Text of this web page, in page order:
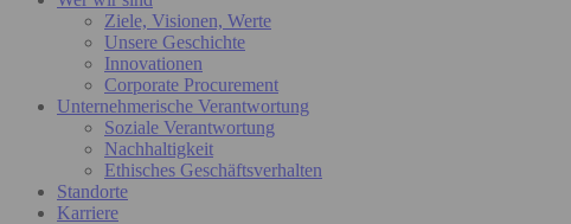
Ziele, Visionen, Werte
Unsere Geschichte
Innovationen
Corporate Procurement
Unternehmerische Verantwortung
Soziale Verantwortung
Nachhaltigkeit
Ethisches Geschäftsverhalten
Standorte
Karriere